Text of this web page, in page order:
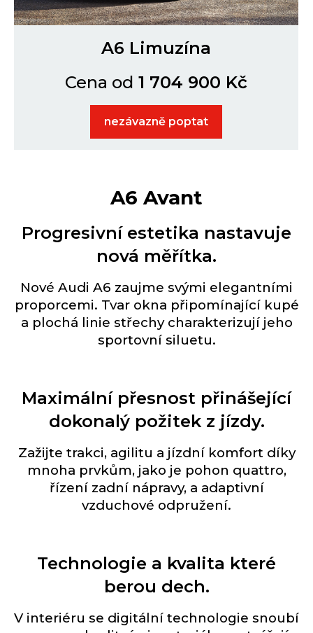
A6 Limuzína
Cena od 1 704 900 Kč
nezávazně poptat
A6 Avant
Progresivní estetika nastavuje
nová měřítka.
Nové Audi A6 zaujme svými elegantními
proporcemi. Tvar okna připomínající kupé
a plochá linie střechy charakterizují jeho
sportovní siluetu.
Maximální přesnost přinášející
dokonalý požitek z jízdy.
Zažijte trakci, agilitu a jízdní komfort díky
mnoha prvkům, jako je pohon quattro,
řízení zadní nápravy, a adaptivní
vzduchové odpružení.
Technologie a kvalita které
berou dech.
V interiéru se digitální technologie snoubí